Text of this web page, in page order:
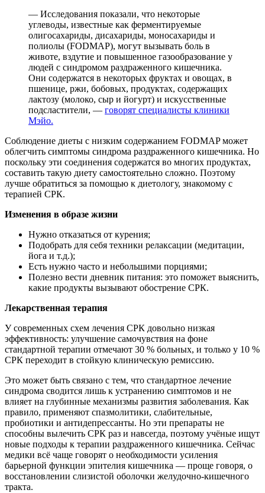
— Исследования показали, что некоторые
углеводы, известные как ферментируемые
олигосахариды, дисахариды, моносахариды и
полиолы (FODMAP), могут вызывать боль в
животе, вздутие и повышенное газообразование у
людей с синдромом раздраженного кишечника.
Они содержатся в некоторых фруктах и овощах, в
пшенице, ржи, бобовых, продуктах, содержащих
лактозу (молоко, сыр и йогурт) и искусственные
подсластители, — говорят специалисты клиники
Мэйо.
Соблюдение диеты с низким содержанием FODMAP может
облегчить симптомы синдрома раздраженного кишечника. Но
поскольку эти соединения содержатся во многих продуктах,
составить такую диету самостоятельно сложно. Поэтому
лучше обратиться за помощью к диетологу, знакомому с
терапией СРК.
Изменения в образе жизни
Нужно отказаться от курения;
Подобрать для себя техники релаксации (медитации,
йога и т.д.);
Есть нужно часто и небольшими порциями;
Полезно вести дневник питания: это поможет выяснить,
какие продукты вызывают обострение СРК.
Лекарственная терапия
У современных схем лечения СРК довольно низкая
эффективность: улучшение самочувствия на фоне
стандартной терапии отмечают 30 % больных, и только у 10 %
СРК переходит в стойкую клиническую ремиссию.
Это может быть связано с тем, что стандартное лечение
синдрома сводится лишь к устранению симптомов и не
влияет на глубинные механизмы развития заболевания. Как
правило, применяют спазмолитики, слабительные,
пробиотики и антидепрессанты. Но эти препараты не
способны вылечить СРК раз и навсегда, поэтому учёные ищут
новые подходы к терапии раздраженного кишечника. Сейчас
медики всё чаще говорят о необходимости усиления
барьерной функции эпителия кишечника — проще говоря, о
восстановлении слизистой оболочки желудочно-кишечного
тракта.